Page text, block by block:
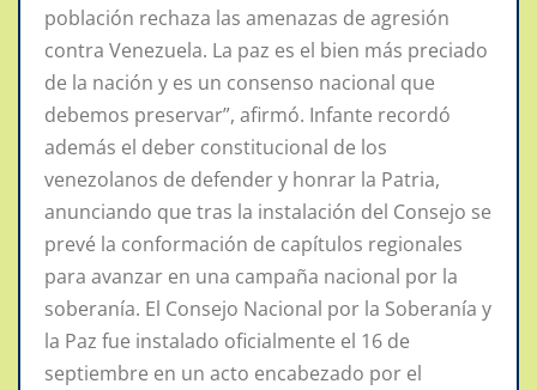
población rechaza las amenazas de agresión
contra Venezuela. La paz es el bien más preciado
de la nación y es un consenso nacional que
debemos preservar”, afirmó. Infante recordó
además el deber constitucional de los
venezolanos de defender y honrar la Patria,
anunciando que tras la instalación del Consejo se
prevé la conformación de capítulos regionales
para avanzar en una campaña nacional por la
soberanía. El Consejo Nacional por la Soberanía y
la Paz fue instalado oficialmente el 16 de
septiembre en un acto encabezado por el